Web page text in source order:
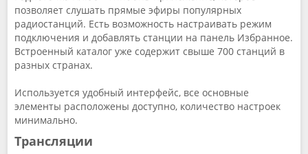
позволяет слушать прямые эфиры популярных
радиостанций. Есть возможность настраивать режим
подключения и добавлять станции на панель Избранное.
Встроенный каталог уже содержит свыше 700 станций в
разных странах.
Используется удобный интерфейс, все основные
элементы расположены доступно, количество настроек
минимально.
Трансляции